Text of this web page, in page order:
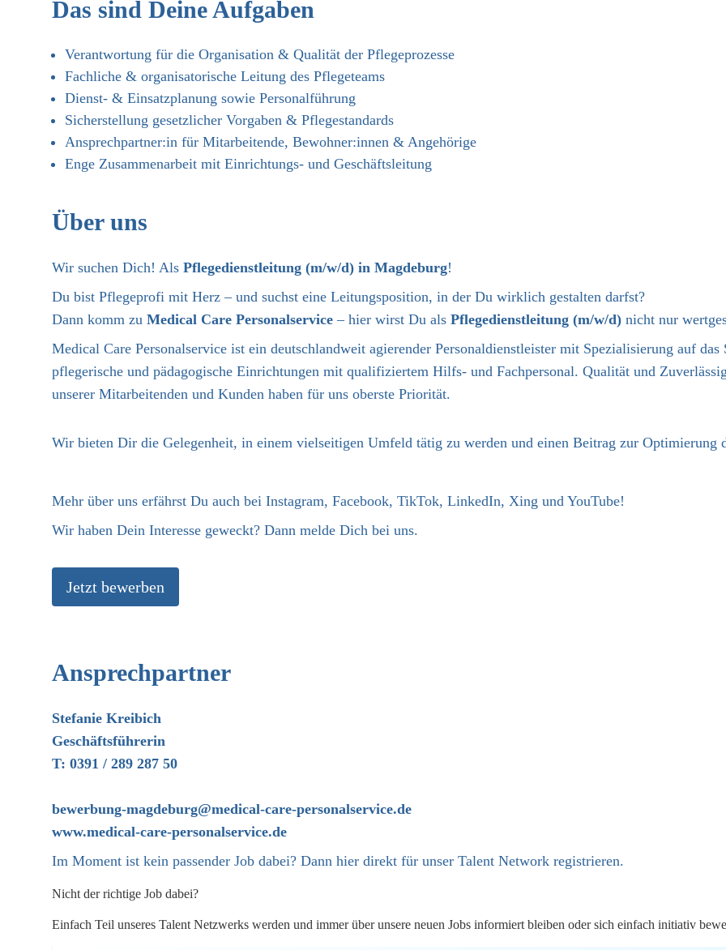
Über uns
Wir suchen Dich! Als Pflegedienstleitung (m/w/d) in Magdeburg!
Du bist Pflegeprofi mit Herz – und suchst eine Leitungsposition, in der Du wirklich gestalten darfst?
Dann komm zu Medical Care Personalservice – hier wirst Du als Pflegedienstleitung (m/w/d) nicht nur
Medical Care Personalservice ist ein deutschlandweit agierender Personaldienstleister mit Spezialisierung auf
pflegerische und pädagogische Einrichtungen mit qualifiziertem Hilfs- und Fachpersonal. Qualität und
unserer Mitarbeitenden und Kunden haben für uns oberste Priorität.
Das sind Deine Aufgaben
Verantwortung für die Organisation & Qualität der Pflegeprozesse
Fachliche & organisatorische Leitung des Pflegeteams
Dienst- & Einsatzplanung sowie Personalführung
Sicherstellung gesetzlicher Vorgaben & Pflegestandards
Ansprechpartner:in für Mitarbeitende, Bewohner:innen & Angehörige
Enge Zusammenarbeit mit Einrichtungs- und Geschäftsleitung
Wir bieten Dir die Gelegenheit, in einem vielseitigen Umfeld tätig zu werden und einen Beitrag zur Optimierung
Mehr über uns erfährst Du auch bei Instagram, Facebook, TikTok, LinkedIn, Xing und YouTube!
Wir haben Dein Interesse geweckt? Dann melde Dich bei uns.
Jetzt bewerben
Ansprechpartner
Stefanie Kreibich
Geschäftsführerin
T: 0391 / 289 287 50
bewerbung-magdeburg@medical-care-personalservice.de
www.medical-care-personalservice.de
Im Moment ist kein passender Job dabei? Dann hier direkt für unser Talent Network registrieren.
Nicht der richtige Job dabei?
Einfach Teil unseres Talent Netzwerks werden und immer über unsere neuen Jobs informiert bleiben oder sich einfach initiativ